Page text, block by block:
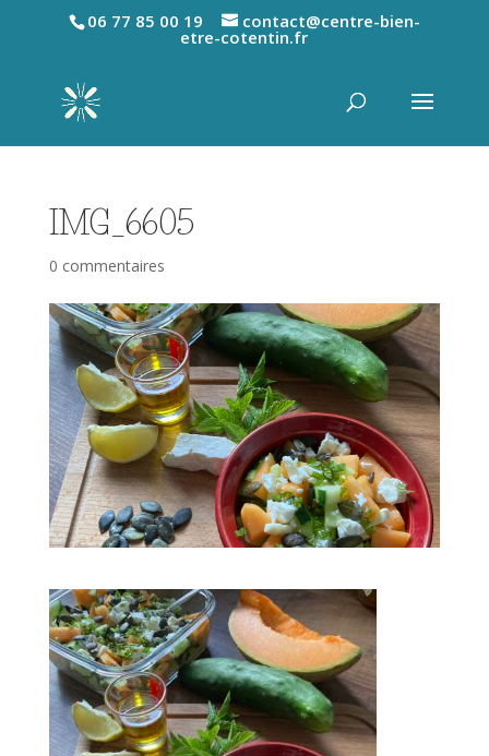
06 77 85 00 19 contact@centre-bien-
etre-cotentin.fr
IMG_6605
0 commentaires